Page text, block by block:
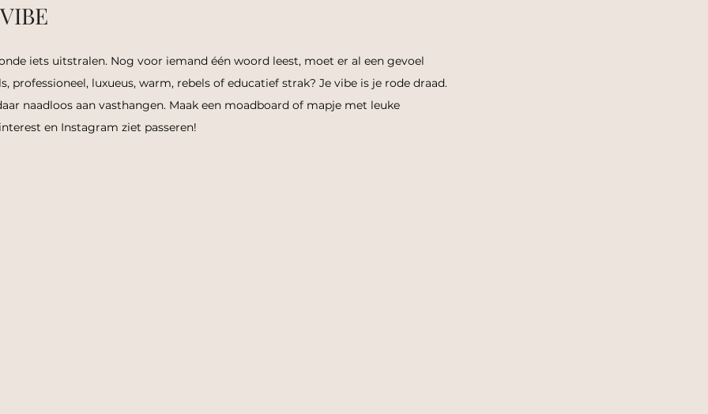
iets uitstralen. Nog voor iemand één woord leest, moet er al een gevoel
professioneel, luxueus, warm, rebels of educatief strak? Je vibe is je rode draad.
naadloos aan vasthangen. Maak een moadboard of mapje met leuke
en Instagram ziet passeren!